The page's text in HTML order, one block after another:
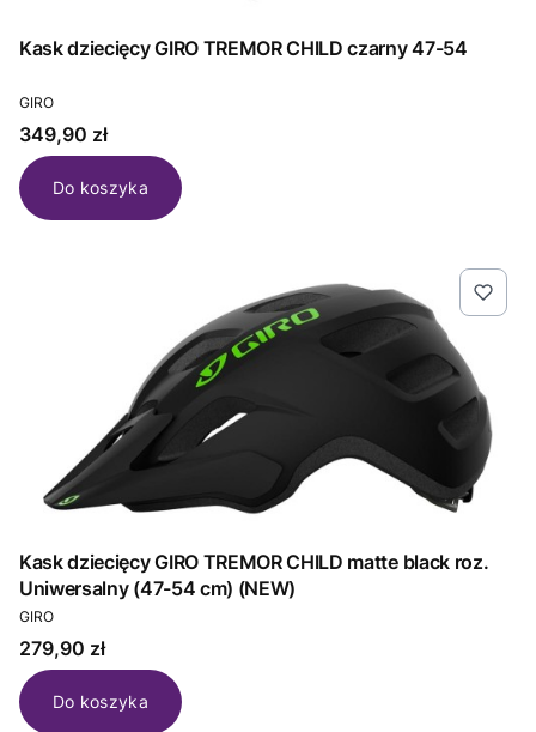
Kask dziecięcy GIRO TREMOR CHILD czarny 47-54
PRODUCENT
GIRO
Cena
349,90 zł
Do koszyka
Kask dziecięcy GIRO TREMOR CHILD matte black roz.
Uniwersalny (47-54 cm) (NEW)
PRODUCENT
GIRO
Cena
279,90 zł
Do koszyka